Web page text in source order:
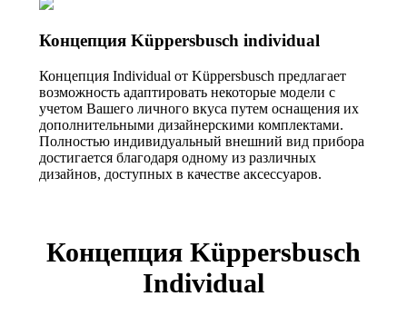
Концепция Küppersbusch individual
Концепция Individual от Küppersbusch предлагает
возможность адаптировать некоторые модели с
учетом Вашего личного вкуса путем оснащения их
дополнительными дизайнерскими комплектами.
Полностью индивидуальный внешний вид прибора
достигается благодаря одному из различных
дизайнов, доступных в качестве аксессуаров.
Концепция Küppersbusch
Individual